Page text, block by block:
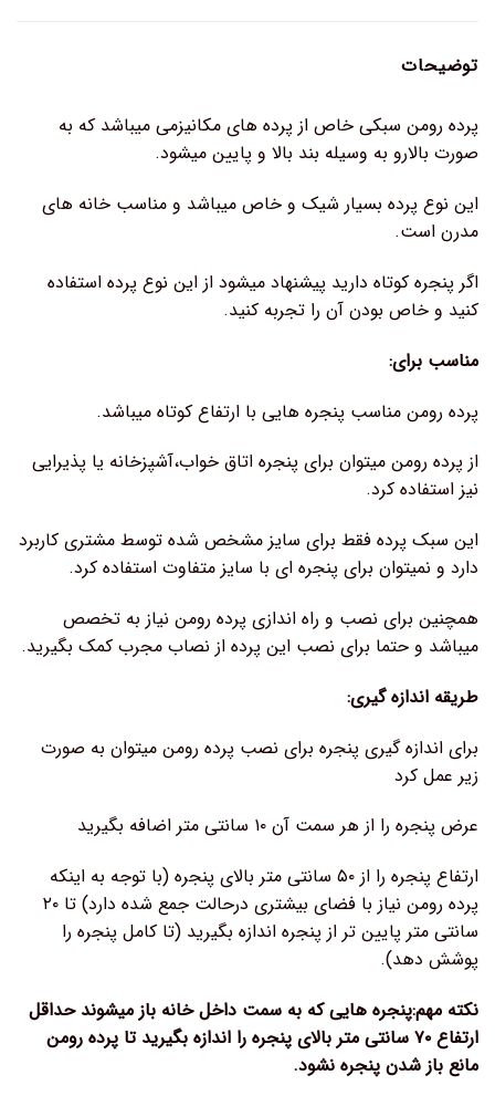
توضیحات
پرده رومن سبکی خاص از پرده های مکانیزمی میباشد که به
صورت بالارو به وسیله بند بالا و پایین میشود.
این نوع پرده بسیار شیک و خاص میباشد و مناسب خانه های
مدرن است.
اگر پنجره کوتاه دارید پیشنهاد میشود از این نوع پرده استفاده
کنید و خاص بودن آن را تجربه کنید.
مناسب برای:
پرده رومن مناسب پنجره هایی با ارتفاع کوتاه میباشد.
از پرده رومن میتوان برای پنجره اتاق خواب،آشپزخانه یا پذیرایی
نیز استفاده کرد.
این سبک پرده فقط برای سایز مشخص شده توسط مشتری کاربرد
دارد و نمیتوان برای پنجره ای با سایز متفاوت استفاده کرد.
همچنین برای نصب و راه اندازی پرده رومن نیاز به تخصص
میباشد و حتما برای نصب این پرده از نصاب مجرب کمک بگیرید.
طریقه اندازه گیری:
برای اندازه گیری پنجره برای نصب پرده رومن میتوان به صورت
زیر عمل کرد
عرض پنجره را از هر سمت آن ۱۰ سانتی متر اضافه بگیرید
ارتفاع پنجره را از ۵۰ سانتی متر بالای پنجره (با توجه به اینکه
پرده رومن نیاز با فضای بیشتری درحالت جمع شده دارد) تا ۲۰
سانتی متر پایین تر از پنجره اندازه بگیرید (تا کامل پنجره را
پوشش دهد).
نکته مهم:پنجره هایی که به سمت داخل خانه باز میشوند حداقل
ارتفاع ۷۰ سانتی متر بالای پنجره را اندازه بگیرید تا پرده رومن
مانع باز شدن پنجره نشود.